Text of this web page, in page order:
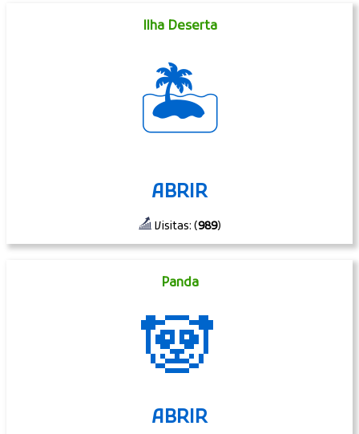
Ilha Deserta
🏝
ABRIR
Visitas: (989)
Panda
🐼
ABRIR